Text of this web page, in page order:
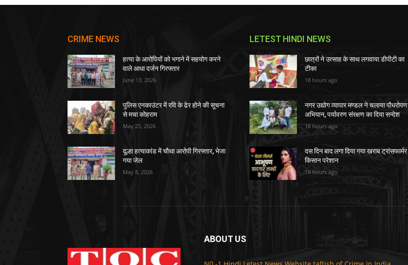
CRIME NEWS
हत्या के आरोपियों को भगाने में सहयोग करने
वाले आधा दर्जन गिरफ्तार
June 13, 2026
पुलिस एनकाउंटर में रवि के ढेर होने की सूचना
से मचा कोहराम
May 25, 2026
दूल्हा हत्याकांड में चौथा आरोपी गिरफ्तार, भेजा
गया जेल
May 8, 2026
LETEST HINDI NEWS
छात्रों ने उत्साह के साथ लगवाया डीपीटी का
टीका
18 hours ago
नगर उद्योग व्यापार मण्डल ने चलाया पौधरोपण
अभियान, पर्यावरण संरक्षण का दिया सन्देश
18 hours ago
दस दिन बाद लगा दिया गया खराब ट्रांसफार्मर
किसान परेशान
19 hours ago
ABOUT US